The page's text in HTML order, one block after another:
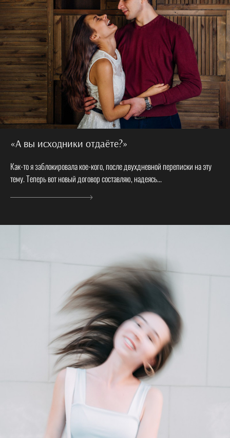
«А вы исходники отдаёте?»
Как-то я заблокировала кое-кого, после двухдневной переписки на эту
тему. Теперь вот новый договор составляю, надеясь...